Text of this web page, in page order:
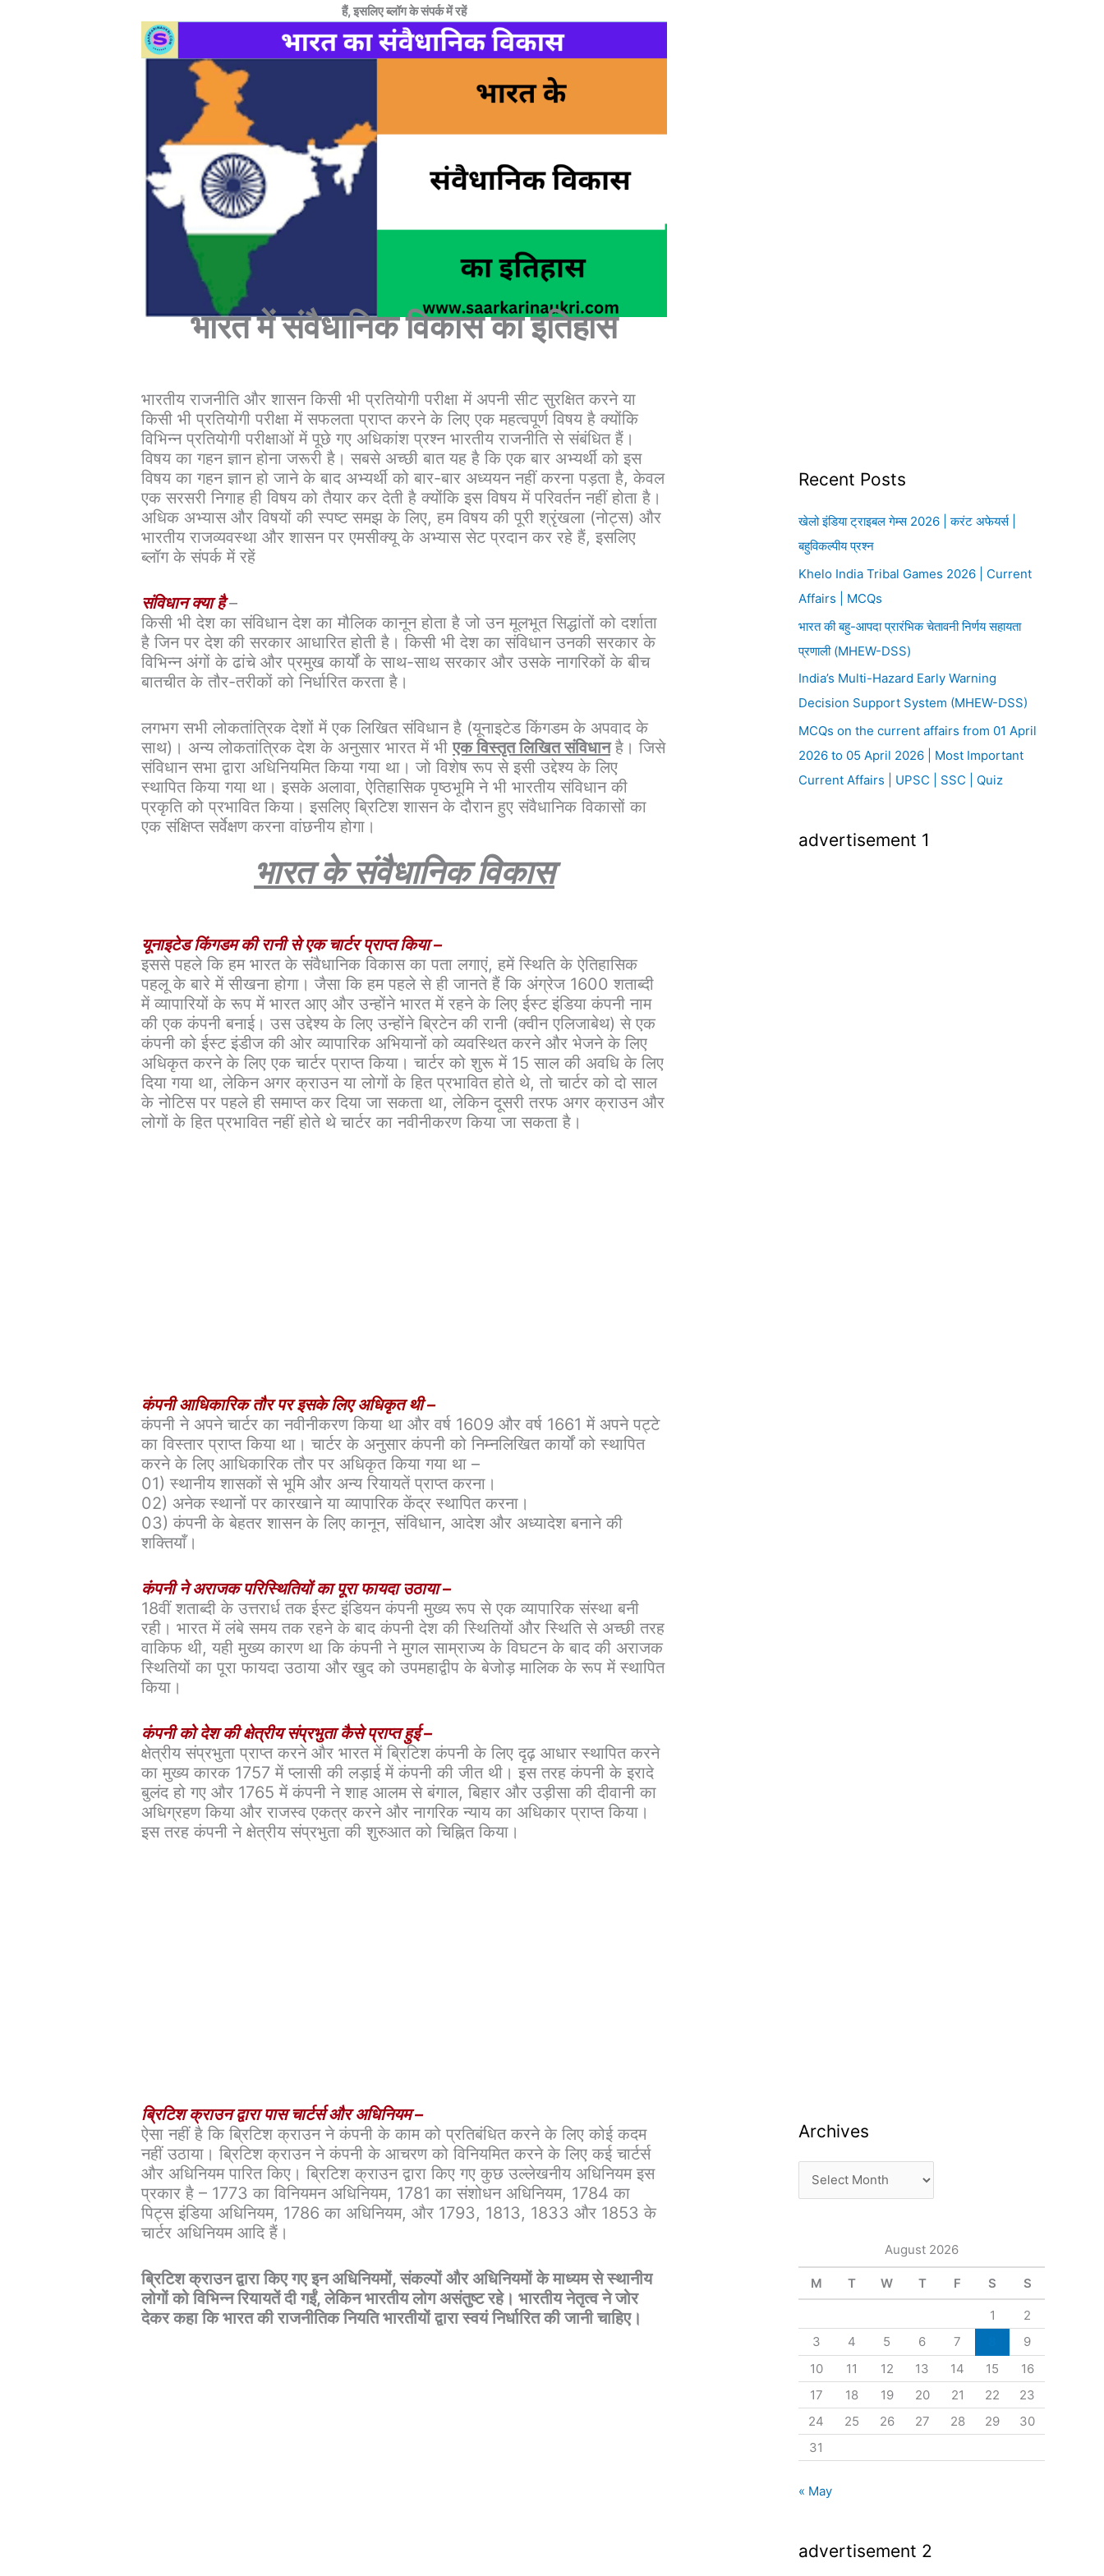
हैं, इसलिए ब्लॉग के संपर्क में रहें
भारत में संवैधानिक विकास का इतिहास
भारतीय राजनीति और शासन किसी भी प्रतियोगी परीक्षा में अपनी सीट सुरक्षित करने या
किसी भी प्रतियोगी परीक्षा में सफलता प्राप्त करने के लिए एक महत्वपूर्ण विषय है क्योंकि
विभिन्न प्रतियोगी परीक्षाओं में पूछे गए अधिकांश प्रश्न भारतीय राजनीति से संबंधित हैं।
विषय का गहन ज्ञान होना जरूरी है। सबसे अच्छी बात यह है कि एक बार अभ्यर्थी को इस
विषय का गहन ज्ञान हो जाने के बाद अभ्यर्थी को बार-बार अध्ययन नहीं करना पड़ता है, केवल
एक सरसरी निगाह ही विषय को तैयार कर देती है क्योंकि इस विषय में परिवर्तन नहीं होता है।
अधिक अभ्यास और विषयों की स्पष्ट समझ के लिए, हम विषय की पूरी श्रृंखला (नोट्स) और
भारतीय राजव्यवस्था और शासन पर एमसीक्यू के अभ्यास सेट प्रदान कर रहे हैं, इसलिए
ब्लॉग के संपर्क में रहें
संविधान क्या है–
किसी भी देश का संविधान देश का मौलिक कानून होता है जो उन मूलभूत सिद्धांतों को दर्शाता
है जिन पर देश की सरकार आधारित होती है। किसी भी देश का संविधान उनकी सरकार के
विभिन्न अंगों के ढांचे और प्रमुख कार्यों के साथ-साथ सरकार और उसके नागरिकों के बीच
बातचीत के तौर-तरीकों को निर्धारित करता है।
लगभग सभी लोकतांत्रिक देशों में एक लिखित संविधान है (यूनाइटेड किंगडम के अपवाद के
साथ)। अन्य लोकतांत्रिक देश के अनुसार भारत में भीएक विस्तृत लिखित संविधानहै। जिसे
संविधान सभा द्वारा अधिनियमित किया गया था। जो विशेष रूप से इसी उद्देश्य के लिए
स्थापित किया गया था। इसके अलावा, ऐतिहासिक पृष्ठभूमि ने भी भारतीय संविधान की
प्रकृति को प्रभावित किया। इसलिए ब्रिटिश शासन के दौरान हुए संवैधानिक विकासों का
एक संक्षिप्त सर्वेक्षण करना वांछनीय होगा।
भारत के संवैधानिक विकास
यूनाइटेड किंगडम की रानी से एक चार्टर प्राप्त किया –
इससे पहले कि हम भारत के संवैधानिक विकास का पता लगाएं, हमें स्थिति के ऐतिहासिक
पहलू के बारे में सीखना होगा। जैसा कि हम पहले से ही जानते हैं कि अंग्रेज 1600 शताब्दी
में व्यापारियों के रूप में भारत आए और उन्होंने भारत में रहने के लिए ईस्ट इंडिया कंपनी नाम
की एक कंपनी बनाई। उस उद्देश्य के लिए उन्होंने ब्रिटेन की रानी (क्वीन एलिजाबेथ) से एक
कंपनी को ईस्ट इंडीज की ओर व्यापारिक अभियानों को व्यवस्थित करने और भेजने के लिए
अधिकृत करने के लिए एक चार्टर प्राप्त किया। चार्टर को शुरू में 15 साल की अवधि के लिए
दिया गया था, लेकिन अगर क्राउन या लोगों के हित प्रभावित होते थे, तो चार्टर को दो साल
के नोटिस पर पहले ही समाप्त कर दिया जा सकता था, लेकिन दूसरी तरफ अगर क्राउन और
लोगों के हित प्रभावित नहीं होते थे चार्टर का नवीनीकरण किया जा सकता है।
कंपनी आधिकारिक तौर पर इसके लिए अधिकृत थी –
कंपनी ने अपने चार्टर का नवीनीकरण किया था और वर्ष 1609 और वर्ष 1661 में अपने पट्टे
का विस्तार प्राप्त किया था। चार्टर के अनुसार कंपनी को निम्नलिखित कार्यों को स्थापित
करने के लिए आधिकारिक तौर पर अधिकृत किया गया था –
01) स्थानीय शासकों से भूमि और अन्य रियायतें प्राप्त करना।
02) अनेक स्थानों पर कारखाने या व्यापारिक केंद्र स्थापित करना।
03) कंपनी के बेहतर शासन के लिए कानून, संविधान, आदेश और अध्यादेश बनाने की
शक्तियाँ।
कंपनी ने अराजक परिस्थितियों का पूरा फायदा उठाया –
18वीं शताब्दी के उत्तरार्ध तक ईस्ट इंडियन कंपनी मुख्य रूप से एक व्यापारिक संस्था बनी
रही। भारत में लंबे समय तक रहने के बाद कंपनी देश की स्थितियों और स्थिति से अच्छी तरह
वाकिफ थी, यही मुख्य कारण था कि कंपनी ने मुगल साम्राज्य के विघटन के बाद की अराजक
स्थितियों का पूरा फायदा उठाया और खुद को उपमहाद्वीप के बेजोड़ मालिक के रूप में स्थापित
किया।
कंपनी को देश की क्षेत्रीय संप्रभुता कैसे प्राप्त हुई –
क्षेत्रीय संप्रभुता प्राप्त करने और भारत में ब्रिटिश कंपनी के लिए दृढ़ आधार स्थापित करने
का मुख्य कारक 1757 में प्लासी की लड़ाई में कंपनी की जीत थी। इस तरह कंपनी के इरादे
बुलंद हो गए और 1765 में कंपनी ने शाह आलम से बंगाल, बिहार और उड़ीसा की दीवानी का
अधिग्रहण किया और राजस्व एकत्र करने और नागरिक न्याय का अधिकार प्राप्त किया।
इस तरह कंपनी ने क्षेत्रीय संप्रभुता की शुरुआत को चिह्नित किया।
ब्रिटिश क्राउन द्वारा पास चार्टर्स और अधिनियम –
ऐसा नहीं है कि ब्रिटिश क्राउन ने कंपनी के काम को प्रतिबंधित करने के लिए कोई कदम
नहीं उठाया। ब्रिटिश क्राउन ने कंपनी के आचरण को विनियमित करने के लिए कई चार्टर्स
और अधिनियम पारित किए। ब्रिटिश क्राउन द्वारा किए गए कुछ उल्लेखनीय अधिनियम इस
प्रकार है – 1773 का विनियमन अधिनियम, 1781 का संशोधन अधिनियम, 1784 का
पिट्स इंडिया अधिनियम, 1786 का अधिनियम, और 1793, 1813, 1833 और 1853 के
चार्टर अधिनियम आदि हैं।
ब्रिटिश क्राउन द्वारा किए गए इन अधिनियमों, संकल्पों और अधिनियमों के माध्यम से स्थानीय
लोगों को विभिन्न रियायतें दी गईं, लेकिन भारतीय लोग असंतुष्ट रहे। भारतीय नेतृत्व ने जोर
देकर कहा कि भारत की राजनीतिक नियति भारतीयों द्वारा स्वयं निर्धारित की जानी चाहिए।
Recent Posts
खेलो इंडिया ट्राइबल गेम्स 2026 | करंट अफेयर्स |
बहुविकल्पीय प्रश्न
Khelo India Tribal Games 2026 | Current
Affairs | MCQs
भारत की बहु-आपदा प्रारंभिक चेतावनी निर्णय सहायता
प्रणाली (MHEW-DSS)
India’s Multi-Hazard Early Warning
Decision Support System (MHEW-DSS)
MCQs on the current affairs from 01 April
2026 to 05 April 2026 | Most Important
Current Affairs | UPSC | SSC | Quiz
advertisement 1
Archives
August 2026
M T W T F S S
1
2
3
4 5 6 7
9
10
11 12 13 14 15
16
17
18 19 20 21 22
23
24
25 26 27 28 29
30
31
« May
advertisement 2